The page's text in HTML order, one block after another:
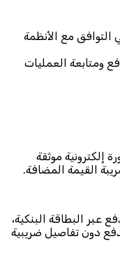
التوافق مع الأنظمة
ومتابعة العمليات
إلكترونية موثقة
القيمة المضافة.
عبر البطاقة البنكية،
دون تفاصيل ضريبية